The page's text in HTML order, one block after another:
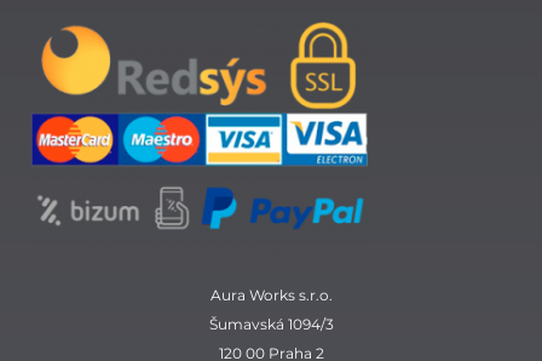
e
b
o
k
a
g
a
m
a
p
e
d
i
n
Aura Works s.r.o.
Šumavská 1094/3
120 00 Praha 2